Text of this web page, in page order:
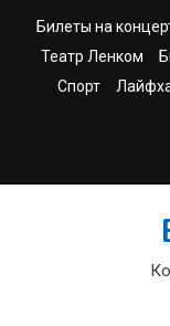
Билеты на
Театр Ленком
Спорт